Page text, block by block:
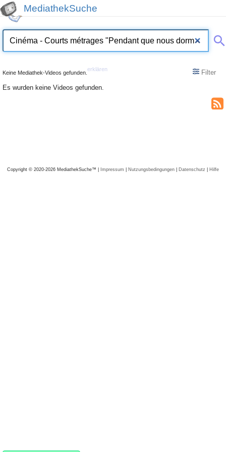
MediathekSuche
Keine Mediathek-Videos gefunden.
erklären
Filter
Es wurden keine Videos gefunden.
Copyright © 2020-2026 MediathekSuche™ | Impressum | Nutzungsbedingungen | Datenschutz | Hilfe